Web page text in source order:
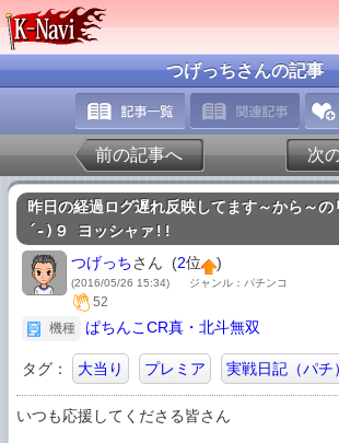
つげっちさんの記事
前の記事へ 次
昨日の経過ログ遅れ反映してます～から～
´-)９ ヨッシャァ!!
つげっちさん (2位 )
(2016/05/26 15:34) ジャンル：パチンコ
52
機種
ぱちんこCR真・北斗無双
タグ： 大当り プレミア 実戦日記（パチ）
いつも応援してくださる皆さん